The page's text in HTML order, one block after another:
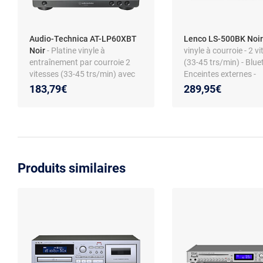
Audio-Technica AT-LP60XBT
Noir- Platine vinyle à
entraînement par courroie 2
vitesses (33-45 trs/min) avec
Bluetooth et pré-ampli intégré
183,79€
Lenco LS-500BK Noir
vinyle à courroie - 2
(33-45 trs/min) -
Enceintes externes -
Amplificateur stéréo
2 x 30 W RMS - Port
289,95€
Produits similaires